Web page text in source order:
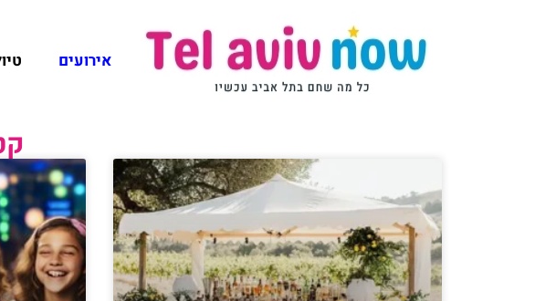
אירועים